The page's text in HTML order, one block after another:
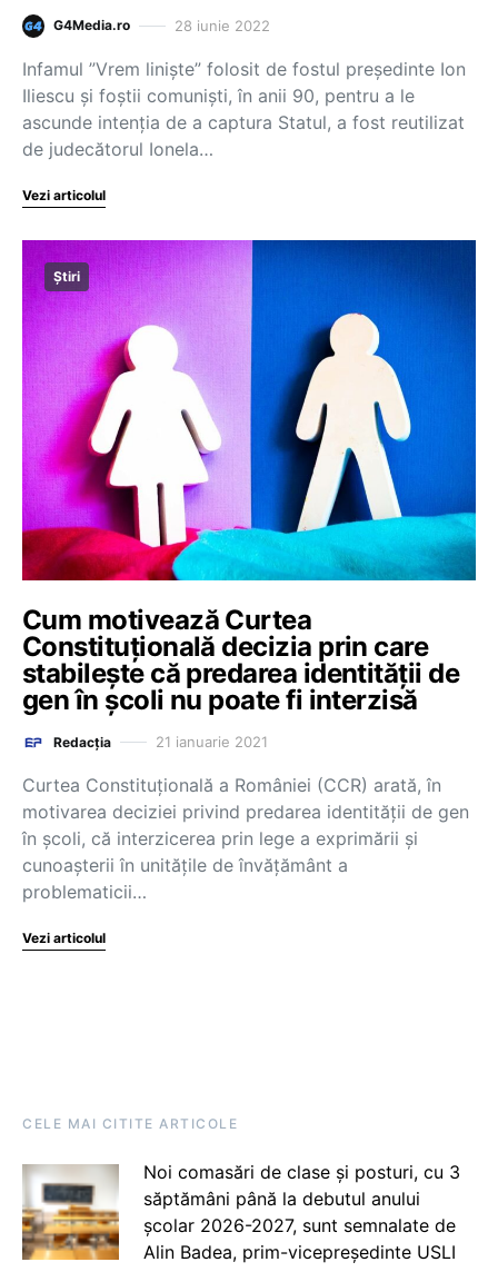
G4Media.ro 28 iunie 2022
Infamul ”Vrem liniște” folosit de fostul președinte Ion
Iliescu și foștii comuniști, în anii 90, pentru a le
ascunde intenția de a captura Statul, a fost reutilizat
de judecătorul Ionela…
Vezi articolul
Știri
Cum motivează Curtea
Constituțională decizia prin care
stabilește că predarea identității de
gen în școli nu poate fi interzisă
Redacția 21 ianuarie 2021
Curtea Constituţională a României (CCR) arată, în
motivarea deciziei privind predarea identității de gen
în școli, că interzicerea prin lege a exprimării şi
cunoaşterii în unităţile de învăţământ a
problematicii…
Vezi articolul
CELE MAI CITITE ARTICOLE
Noi comasări de clase și posturi, cu 3
săptămâni până la debutul anului
școlar 2026-2027, sunt semnalate de
Alin Badea, prim-vicepreședinte USLI